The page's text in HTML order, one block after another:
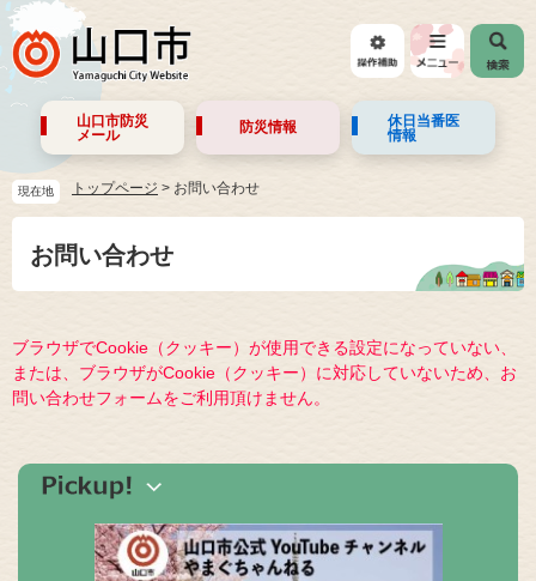
山口市防災
メール
防災情報
休日当番医
情報
現在地 トップページ > お問い合わせ
お問い合わせ
ブラウザでCookie（クッキー）が使用できる設定になっていない、
または、ブラウザがCookie（クッキー）に対応していないため、お
問い合わせフォームをご利用頂けません。